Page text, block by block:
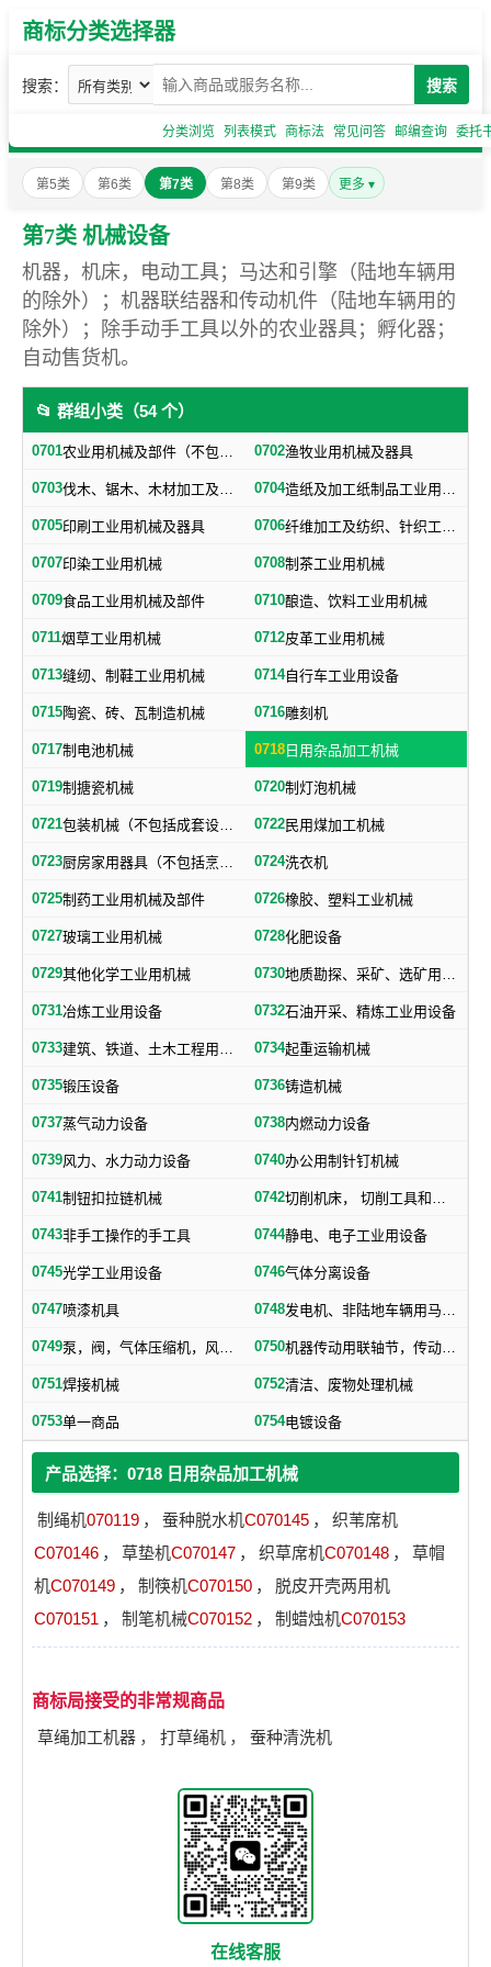
商标分类选择器
搜索： 搜索
分类浏览 列表模式 商标法 常见问答 邮编查询 委托
第5类 第6类 第7类 第8类 第9类 更多 ▾
第7类 机械设备
机器，机床，电动工具；马达和引擎（陆地车辆用
的除外）；机器联结器和传动机件（陆地车辆用的
除外）；除手动手工具以外的农业器具；孵化器；
自动售货机。
📂 群组小类（54 个）
0701 农业用机械及部件（不包括小农具） 0702渔牧业用机械及器具
0703 伐木、锯木、木材加工及火柴生产用机械及器具 0704 造纸及加工纸制品工业用机械及器具
0705印刷工业用机械及器具 0706 纤维加工及纺织、针织工业用机械及部件
0707印染工业用机械 0708制茶工业用机械
0709食品工业用机械及部件 0710酿造、饮料工业用机械
0711烟草工业用机械 0712皮革工业用机械
0713缝纫、制鞋工业用机械 0714自行车工业用设备
0715陶瓷、砖、瓦制造机械 0716雕刻机
0717制电池机械 0718 日用杂品加工机械
0719制搪瓷机械 0720制灯泡机械
0721 包装机械（不包括成套设备专用包装机械） 0722民用煤加工机械
0723 厨房家用器具（不包括烹调、电气加热设备及厨房手工具） 0724洗衣机
0725制药工业用机械及部件 0726橡胶、塑料工业机械
0727玻璃工业用机械 0728化肥设备
0729其他化学工业用机械 0730 地质勘探、采矿、选矿用机械
0731冶炼工业用设备 0732石油开采、精炼工业用设备
0733 建筑、铁道、土木工程用机械 0734起重运输机械
0735锻压设备 0736铸造机械
0737蒸气动力设备 0738内燃动力设备
0739风力、水力动力设备 0740办公用制针钉机械
0741制钮扣拉链机械 0742 切削机床， 切削工具和其他金属加工机械
0743非手工操作的手工具 0744静电、电子工业用设备
0745光学工业用设备 0746气体分离设备
0747喷漆机具 0748 发电机、非陆地车辆用马达和引擎及其零部件
0749 泵，阀，气体压缩机，风机，，液压元件，气动元件 0750 机器传动用联轴节，传动带及其他机器零部件
0751焊接机械 0752清洁、废物处理机械
0753单一商品 0754电镀设备
产品选择：0718 日用杂品加工机械
制绳机070119 ， 蚕种脱水机C070145 ，
织苇席机
C070146 ， 草垫机C070147 ， 织草席机C070148 ，
草帽
机C070149 ， 制筷机C070150 ，
脱皮开壳两用机
C070151 ， 制笔机械C070152 ， 制蜡烛机C070153
商标局接受的非常规商品
草绳加工机器 ， 打草绳机 ， 蚕种清洗机
在线客服